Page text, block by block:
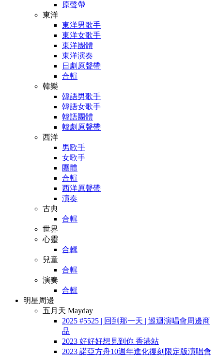
原聲帶
東洋
東洋男歌手
東洋女歌手
東洋團體
東洋演奏
日劇原聲帶
合輯
韓樂
韓語男歌手
韓語女歌手
韓語團體
韓劇原聲帶
西洋
男歌手
女歌手
團體
合輯
西洋原聲帶
演奏
古典
合輯
世界
心靈
合輯
兒童
合輯
演奏
合輯
明星周邊
五月天 Mayday
2025 #5525 | 回到那一天 | 巡迴演唱會周邊商
品
2023 好好好想見到你 香港站
2023 諾亞方舟10週年進化復刻限定版演唱會